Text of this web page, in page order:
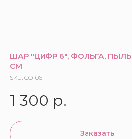
ШАР "ЦИФР 6", ФОЛЬГА,
СМ
SKU: CO-06
1 300 р.
Заказать